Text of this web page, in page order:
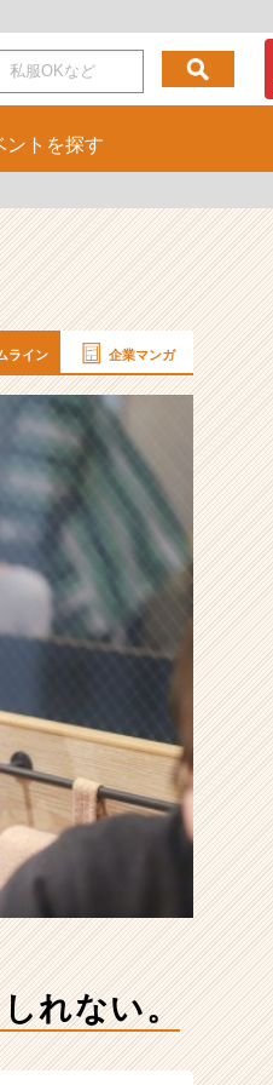
ント を探す
ライン 企業マンガ
れない。